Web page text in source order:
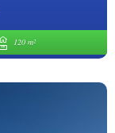
120 m²